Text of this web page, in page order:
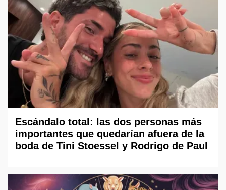
Escándalo total: las dos personas más
importantes que quedarían afuera de la
boda de Tini Stoessel y Rodrigo de Paul